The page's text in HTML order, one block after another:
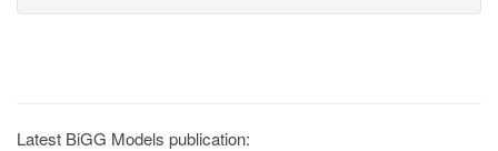
Latest BiGG Models publication: